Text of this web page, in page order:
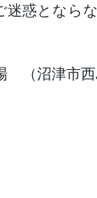
迷惑となら
（沼津市